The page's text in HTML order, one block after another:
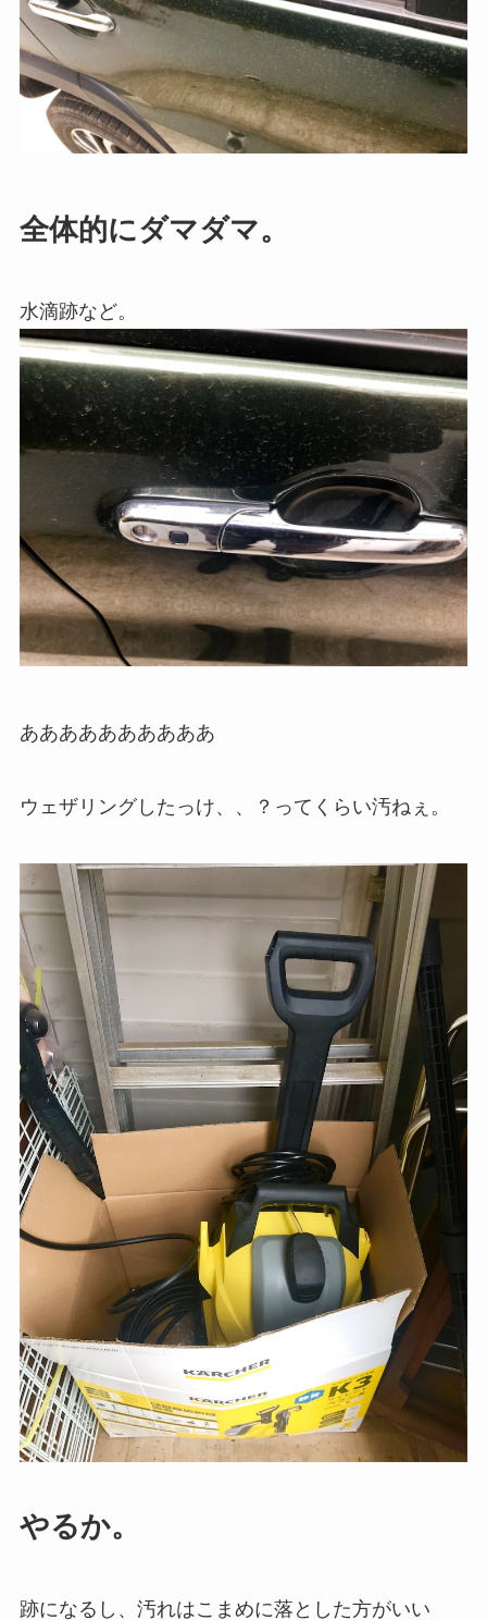
全体的にダマダマ。
水滴跡など。
ああああああああああ
ウェザリングしたっけ、、？ってくらい汚ねぇ。
やるか。
跡になるし、汚れはこまめに落とした方がいい